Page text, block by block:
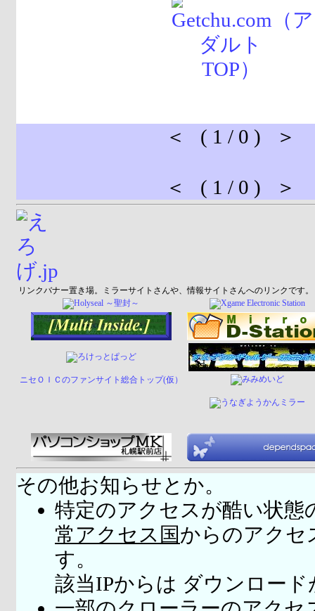
＜ ( 1 / 0 ) ＞
＜ ( 1 / 0 ) ＞
リンクバナー置き場。ミラーサイトさんや、情報サイトさんへのリンクです。
ニセＯＩＣのファンサイト総合トップ(仮）
その他お知らせとか。
特定のアクセスが酷い状態
常アクセス国からのアクセ
す。
該当IPからは ダウンロー